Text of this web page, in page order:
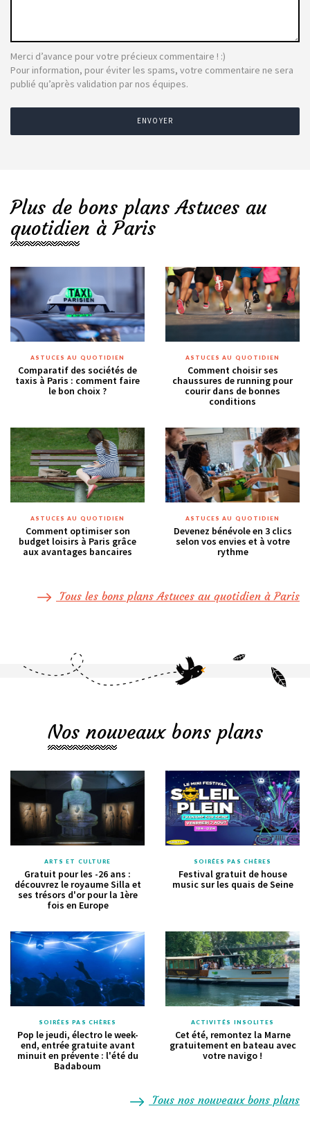
Merci d’avance pour votre précieux commentaire ! :)
Pour information, pour éviter les spams, votre commentaire ne sera
publié qu’après validation par nos équipes.
ENVOYER
Plus de bons plans Astuces au
quotidien à Paris
ASTUCES AU QUOTIDIEN
Comparatif des sociétés de
taxis à Paris : comment faire
le bon choix ?
ASTUCES AU QUOTIDIEN
Comment choisir ses
chaussures de running pour
courir dans de bonnes
conditions
ASTUCES AU QUOTIDIEN
Comment optimiser son
budget loisirs à Paris grâce
aux avantages bancaires
ASTUCES AU QUOTIDIEN
Devenez bénévole en 3 clics
selon vos envies et à votre
rythme
Tous les bons plans Astuces au quotidien à Paris
Nos nouveaux bons plans
ARTS ET CULTURE
Gratuit pour les -26 ans :
découvrez le royaume Silla et
ses trésors d'or pour la 1ère
fois en Europe
SOIRÉES PAS CHÈRES
Festival gratuit de house
music sur les quais de Seine
SOIRÉES PAS CHÈRES
Pop le jeudi, électro le week-
end, entrée gratuite avant
minuit en prévente : l'été du
Badaboum
ACTIVITÉS INSOLITES
Cet été, remontez la Marne
gratuitement en bateau avec
votre navigo !
Tous nos nouveaux bons plans